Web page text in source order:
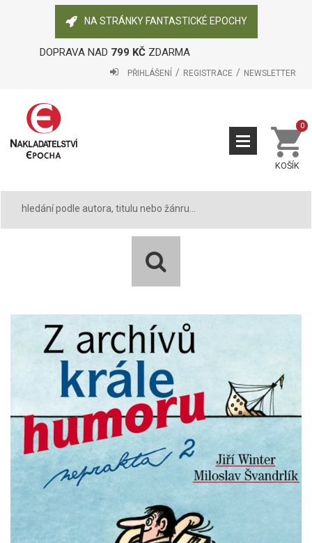
NA STRÁNKY FANTASTICKÉ EPOCHY
DOPRAVA NAD 799 KČZDARMA
PŘIHLÁŠENÍ REGISTRACE NEWSLETTER
KOŠÍK
0